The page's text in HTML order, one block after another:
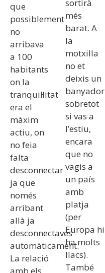
que
possiblement
no
arribava
a 100
habitants
on la
tranquil·litat
era el
màxim
actiu, on
no feia
falta
desconnectar
ja que
només
arribant
allà ja
desconnectaves
automàticament.
La relació
sortirà
més
barat. A
la
motxilla
no et
deixis un
banyador
sobretot
si vas a
l’estiu,
encara
que no
vagis a
un país
amb
platja
(per
Europa hi
ha molts
llacs).
També